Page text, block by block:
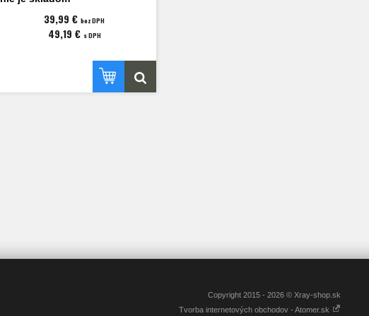
39,99 €bez DPH
49,19 € s DPH
Copyright 2015 - 2026 © Xray-shop.sk
Tvorba internetových obchodov - Atomer.sk